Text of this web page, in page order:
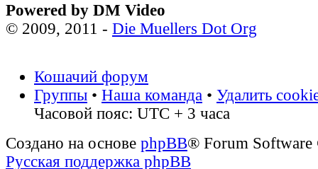
Powered by DM Video
© 2009, 2011 - Die Muellers Dot Org
Кошачий форум
Группы • Наша команда • Удалить
Часовой пояс: UTC + 3 часа
Создано на основе phpBB® Forum
Русская поддержка phpBB